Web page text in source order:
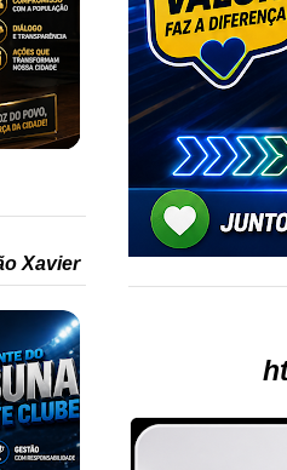
Xavier